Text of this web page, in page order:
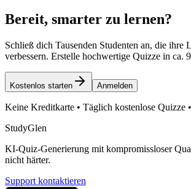
Bereit, smarter zu lernen?
Schließ dich Tausenden Studenten an, die ihre
verbessern. Erstelle hochwertige Quizze in ca.
Kostenlos starten Anmelden
Keine Kreditkarte • Täglich kostenlose Quizze
StudyGlen
KI-Quiz-Generierung mit kompromissloser
nicht härter.
Support kontaktieren